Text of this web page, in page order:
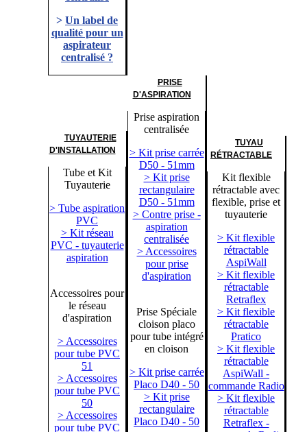
> Un label de
qualité pour un
aspirateur
centralisé ?
TUYAUTERIE
D'INSTALLATION
Tube et Kit
Tuyauterie
> Tube aspiration
PVC
> Kit réseau
PVC - tuyauterie
aspiration
Accessoires pour
le réseau
d'aspiration
> Accessoires
pour tube PVC
51
> Accessoires
pour tube PVC
50
> Accessoires
pour tube PVC
PRISE
D'ASPIRATION
Prise aspiration
centralisée
> Kit prise carrée
D50 - 51mm
> Kit prise
rectangulaire
D50 - 51mm
> Contre prise -
aspiration
centralisée
> Accessoires
pour prise
d'aspiration
Prise Spéciale
cloison placo
pour tube intégré
en cloison
> Kit prise carrée
Placo D40 - 50
> Kit prise
rectangulaire
Placo D40 - 50
TUYAU
RÉTRACTABLE
Kit flexible
rétractable avec
flexible, prise et
tuyauterie
> Kit flexible
rétractable
AspiWall
> Kit flexible
rétractable
Retraflex
> Kit flexible
rétractable
Pratico
> Kit flexible
rétractable
AspiWall -
commande Radio
> Kit flexible
rétractable
Retraflex -